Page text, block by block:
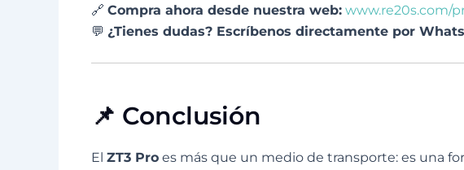
🔗 Compra ahora desde nuestra web: www.re20s.com/
💬 ¿Tienes dudas? Escríbenos directamente por
📌 Conclusión
El ZT3 Pro es más que un medio de transporte: es una